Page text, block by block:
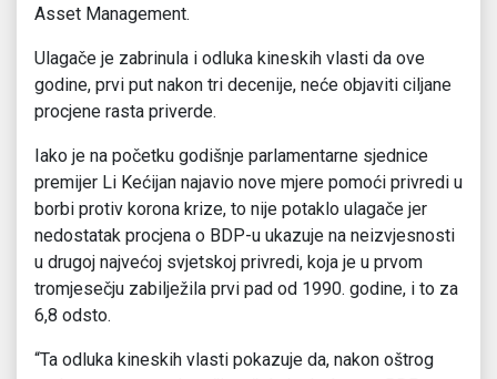
Asset Management.
Ulagače je zabrinula i odluka kineskih vlasti da ove
godine, prvi put nakon tri decenije, neće objaviti ciljane
procjene rasta priverde.
Iako je na početku godišnje parlamentarne sjednice
premijer Li Kećijan najavio nove mjere pomoći privredi u
borbi protiv korona krize, to nije potaklo ulagače jer
nedostatak procjena o BDP-u ukazuje na neizvjesnosti
u drugoj najvećoj svjetskoj privredi, koja je u prvom
tromjesečju zabilježila prvi pad od 1990. godine, i to za
6,8 odsto.
“Ta odluka kineskih vlasti pokazuje da, nakon oštrog